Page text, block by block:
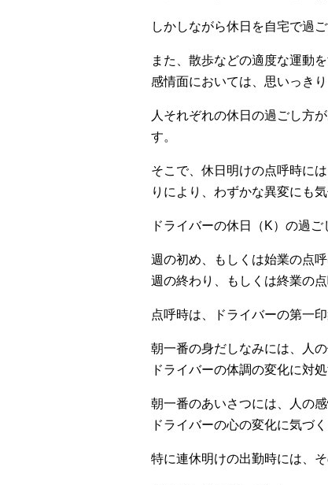
しかしながら休日を自宅で過
また、散歩などの適度な運動
感情面においては、思いっき
人それぞれの休日の過ごし方
す。
そこで、休日明けの点呼時に
りにより、わずかな異変にも
ドライバーの休日（K）の過
週の初め、もしくは始業の点
週の終わり、もしくは終業の
点呼時は、ドライバーの第一
朝一番の身だしなみには、人
ドライバーの体調の変化に対
朝一番のあいさつには、人の
ドライバーの心の変化に気づ
特に連休明けの出勤時には、